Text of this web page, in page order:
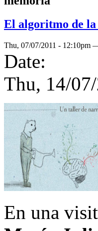
El algoritmo de
Thu, 07/07/2011 - 12:10pm
Date:
Thu, 14/
En una